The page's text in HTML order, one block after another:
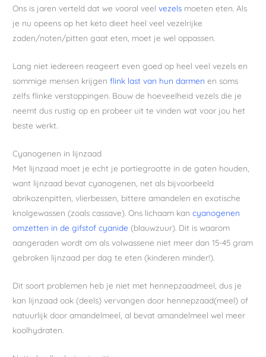
Ons is jaren verteld dat we vooral veelvezels moeten eten. Als
je nu opeens op het keto dieet heel veel vezelrijke
zaden/noten/pitten gaat eten, moet je wel oppassen.
Lang niet iedereen reageert even goed op heel veel vezels en
sommige mensen krijgenflink last van hun darmen en soms
zelfs flinke verstoppingen. Bouw de hoeveelheid vezels die je
neemt dus rustig op en probeer uit te vinden wat voor jou het
beste werkt.
Cyanogenen in lijnzaad
Met lijnzaad moet je echt je portiegrootte in de gaten houden,
want lijnzaad bevat cyanogenen, net als bijvoorbeeld
abrikozenpitten, vlierbessen, bittere amandelen en exotische
knolgewassen (zoals cassave). Ons lichaam kan cyanogenen
omzetten in de gifstof cyanide (blauwzuur). Dit is waarom
aangeraden wordt om als volwassene niet meer dan 15-45 gram
gebroken lijnzaad per dag te eten (kinderen minder!).
Dit soort problemen heb je niet met hennepzaadmeel, dus je
kan lijnzaad ook (deels) vervangen door hennepzaad(meel) of
natuurlijk door amandelmeel, al bevat amandelmeel wel meer
koolhydraten.